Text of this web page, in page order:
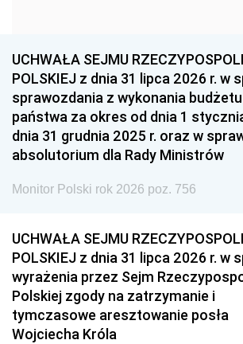
1939 1938
1936 1930
UCHWAŁA SEJMU
POLSKIEJ z dnia 31 lipca 2026 r. w
sprawozdania z wykonania budżetu
państwa za okres od dnia 1
dnia 31 grudnia 2025 r. oraz w
absolutorium dla Rady Ministrów
Monitor Polski rok 2026 poz. 756
UCHWAŁA SEJMU
POLSKIEJ z dnia 31 lipca 2026 r. w
wyrażenia przez Sejm
Polskiej zgody na zatrzymanie i
tymczasowe aresztowanie posła
Wojciecha Króla